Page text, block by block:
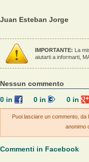
Juan Esteban Jorge
IMPORTANTE: La
aiutarti a informarti,
Nessun commento
0in 0in 0 in
Puoi lasciare un commento,
anonimo
Commenti in Facebook